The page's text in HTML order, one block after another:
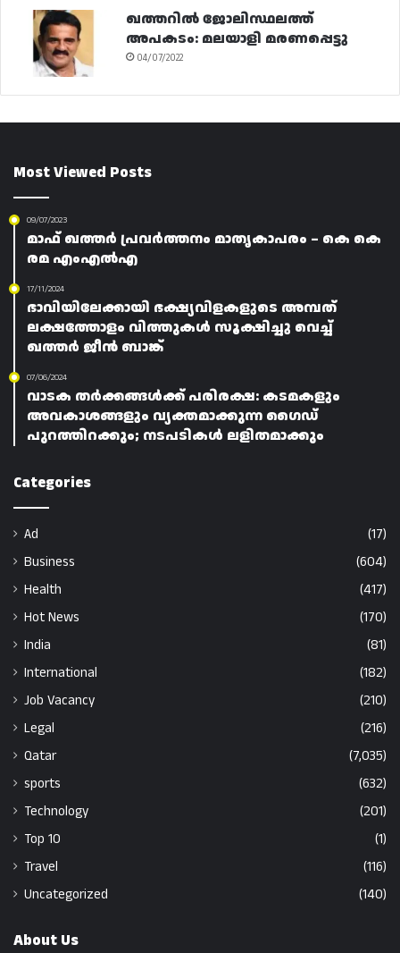
ഖത്തറിൽ ജോലിസ്ഥലത്ത്
അപകടം: മലയാളി മരണപ്പെട്ടു
04/07/2022
Most Viewed Posts
09/07/2023
മാഫ് ഖത്തർ പ്രവർത്തനം മാതൃകാപരം – കെ കെ
രമ എംഎൽഎ
17/11/2024
ഭാവിയിലേക്കായി ഭക്ഷ്യവിളകളുടെ അമ്പത്
ലക്ഷത്തോളം വിത്തുകൾ സൂക്ഷിച്ചു വെച്ച്
ഖത്തർ ജീൻ ബാങ്ക്
07/06/2024
വാടക തർക്കങ്ങൾക്ക് പരിരക്ഷ: കടമകളും
അവകാശങ്ങളും വ്യക്തമാക്കുന്ന ഗൈഡ്
പുറത്തിറക്കും; നടപടികൾ ലളിതമാക്കും
Categories
Ad
(17)
Business
(604)
Health
(417)
Hot News
(170)
India
(81)
International
(182)
Job Vacancy
(210)
Legal
(216)
Qatar
(7,035)
sports
(632)
Technology
(201)
Top 10
(1)
Travel
(116)
Uncategorized
(140)
About Us